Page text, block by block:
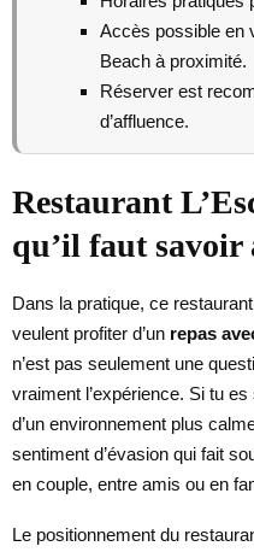
Accès possible en
Beach à proximité.
Réserver est
d’affluence.
Restaurant
qu’il faut savoir
Dans la pratique, ce
veulent profiter d’un repas
n’est pas seulement une
vraiment l’expérience. Si tu
d’un environnement plus
sentiment d’évasion qui fait
en couple, entre amis ou en
Le positionnement du